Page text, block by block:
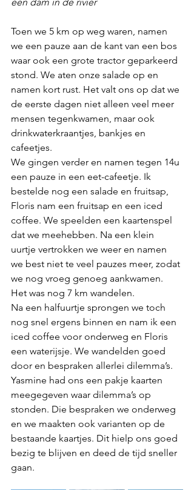
Toen we 5 km op weg waren, namen
we een pauze aan de kant van een bos
waar ook een grote tractor geparkeerd
stond. We aten onze salade op en
namen kort rust. Het valt ons op dat we
de eerste dagen niet alleen veel meer
mensen tegenkwamen, maar ook
drinkwaterkraantjes, bankjes en
cafeetjes.
We gingen verder en namen tegen 14u
een pauze in een eet-cafeetje. Ik
bestelde nog een salade en fruitsap,
Floris nam een fruitsap en een iced
coffee. We speelden een kaartenspel
dat we meehebben. Na een klein
uurtje vertrokken we weer en namen
we best niet te veel pauzes meer, zodat
we nog vroeg genoeg aankwamen.
Het was nog 7 km wandelen.
Na een halfuurtje sprongen we toch
nog snel ergens binnen en nam ik een
iced coffee voor onderweg en Floris
een waterijsje. We wandelden goed
door en bespraken allerlei dilemma’s.
Yasmine had ons een pakje kaarten
meegegeven waar dilemma’s op
stonden. Die bespraken we onderweg
en we maakten ook varianten op de
bestaande kaartjes. Dit hielp ons goed
bezig te blijven en deed de tijd sneller
gaan.